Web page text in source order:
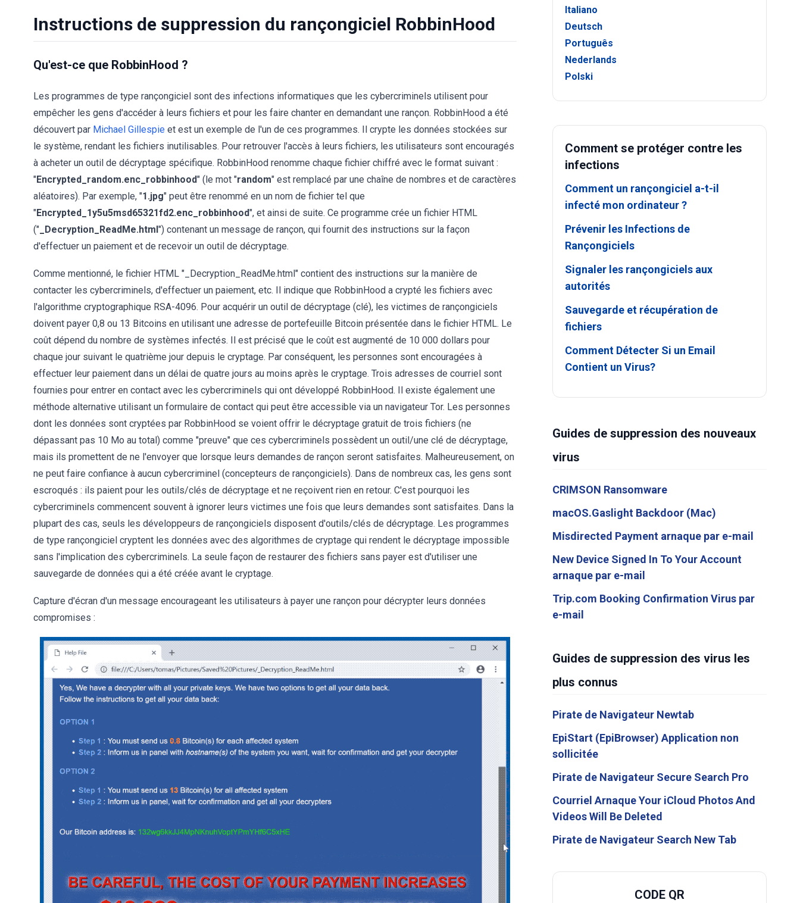
Instructions de suppression du rançongiciel RobbinHood
Qu'est-ce que RobbinHood ?
Les programmes de type rançongiciel sont des infections informatiques que les cybercriminels utilisent pour
empêcher les gens d'accéder à leurs fichiers et pour les faire chanter en demandant une rançon. RobbinHood a été
découvert par Michael Gillespie et est un exemple de l'un de ces programmes. Il crypte les données stockées sur
le système, rendant les fichiers inutilisables. Pour retrouver l'accès à leurs fichiers, les utilisateurs sont encouragés
à acheter un outil de décryptage spécifique. RobbinHood renomme chaque fichier chiffré avec le format suivant :
"Encrypted_random.enc_robbinhood" (le mot "random" est remplacé par une chaîne de nombres et de caractères
aléatoires). Par exemple, "1.jpg" peut être renommé en un nom de fichier tel que
"Encrypted_1y5u5msd65321fd2.enc_robbinhood", et ainsi de suite. Ce programme crée un fichier HTML
(" _Decryption_ReadMe.html") contenant un message de rançon, qui fournit des instructions sur la façon
d'effectuer un paiement et de recevoir un outil de décryptage.
Comme mentionné, le fichier HTML "_Decryption_ReadMe.html" contient des instructions sur la manière de
contacter les cybercriminels, d'effectuer un paiement, etc. Il indique que RobbinHood a crypté les fichiers avec
l'algorithme cryptographique RSA-4096. Pour acquérir un outil de décryptage (clé), les victimes de rançongiciels
doivent payer 0,8 ou 13 Bitcoins en utilisant une adresse de portefeuille Bitcoin présentée dans le fichier HTML. Le
coût dépend du nombre de systèmes infectés. Il est précisé que le coût est augmenté de 10 000 dollars pour
chaque jour suivant le quatrième jour depuis le cryptage. Par conséquent, les personnes sont encouragées à
effectuer leur paiement dans un délai de quatre jours au moins après le cryptage. Trois adresses de courriel sont
fournies pour entrer en contact avec les cybercriminels qui ont développé RobbinHood. Il existe également une
méthode alternative utilisant un formulaire de contact qui peut être accessible via un navigateur Tor. Les personnes
dont les données sont cryptées par RobbinHood se voient offrir le décryptage gratuit de trois fichiers (ne
dépassant pas 10 Mo au total) comme "preuve" que ces cybercriminels possèdent un outil/une clé de décryptage,
mais ils promettent de ne l'envoyer que lorsque leurs demandes de rançon seront satisfaites. Malheureusement, on
ne peut faire confiance à aucun cybercriminel (concepteurs de rançongiciels). Dans de nombreux cas, les gens sont
escroqués : ils paient pour les outils/clés de décryptage et ne reçoivent rien en retour. C'est pourquoi les
cybercriminels commencent souvent à ignorer leurs victimes une fois que leurs demandes sont satisfaites. Dans la
plupart des cas, seuls les développeurs de rançongiciels disposent d'outils/clés de décryptage. Les programmes
de type rançongiciel cryptent les données avec des algorithmes de cryptage qui rendent le décryptage impossible
sans l'implication des cybercriminels. La seule façon de restaurer des fichiers sans payer est d'utiliser une
sauvegarde de données qui a été créée avant le cryptage.
Capture d'écran d'un message encourageant les utilisateurs à payer une rançon pour décrypter leurs données
compromises :
Italiano
Deutsch
Português
Nederlands
Polski
Comment se protéger contre les
infections
Comment un rançongiciel a-t-il
infecté mon ordinateur ?
Prévenir les Infections de
Rançongiciels
Signaler les rançongiciels aux
autorités
Sauvegarde et récupération de
fichiers
Comment Détecter Si un Email
Contient un Virus?
Guides de suppression des nouveaux
virus
CRIMSON Ransomware
macOS.Gaslight Backdoor (Mac)
Misdirected Payment arnaque par e-mail
New Device Signed In To Your Account
arnaque par e-mail
Trip.com Booking Confirmation Virus par
e-mail
Guides de suppression des virus les
plus connus
Pirate de Navigateur Newtab
EpiStart (EpiBrowser) Application non
sollicitée
Pirate de Navigateur Secure Search Pro
Courriel Arnaque Your iCloud Photos And
Videos Will Be Deleted
Pirate de Navigateur Search New Tab
CODE QR